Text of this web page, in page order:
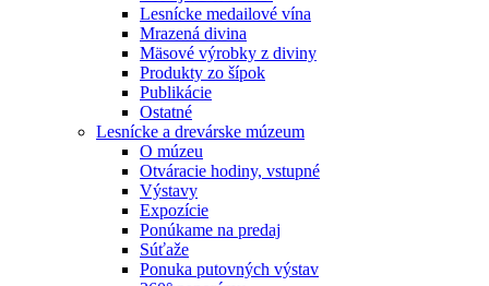
Lesnícke medailové vína
Mrazená divina
Mäsové výrobky z diviny
Produkty zo šípok
Publikácie
Ostatné
Lesnícke a drevárske múzeum
O múzeu
Otváracie hodiny, vstupné
Výstavy
Expozície
Ponúkame na predaj
Súťaže
Ponuka putovných výstav